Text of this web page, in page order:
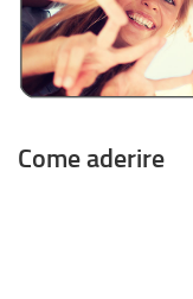
Come aderire